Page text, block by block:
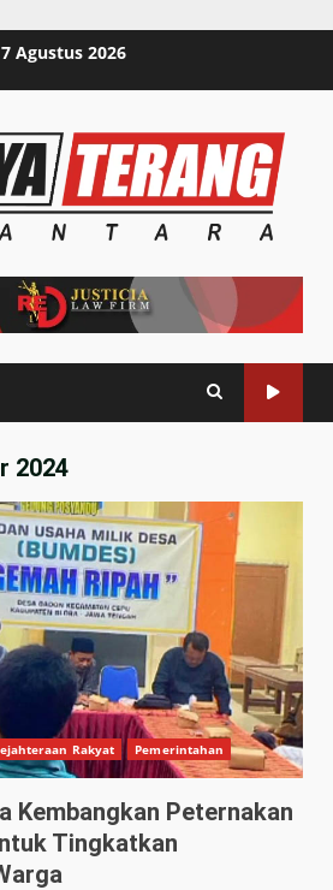
7 Agustus 2026
2024
Rakyat Pemerintahan
Kembangkan Peternakan
Tingkatkan